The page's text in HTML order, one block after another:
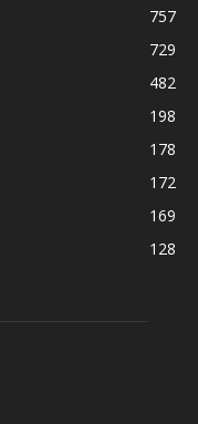
757
729
482
198
178
172
169
128